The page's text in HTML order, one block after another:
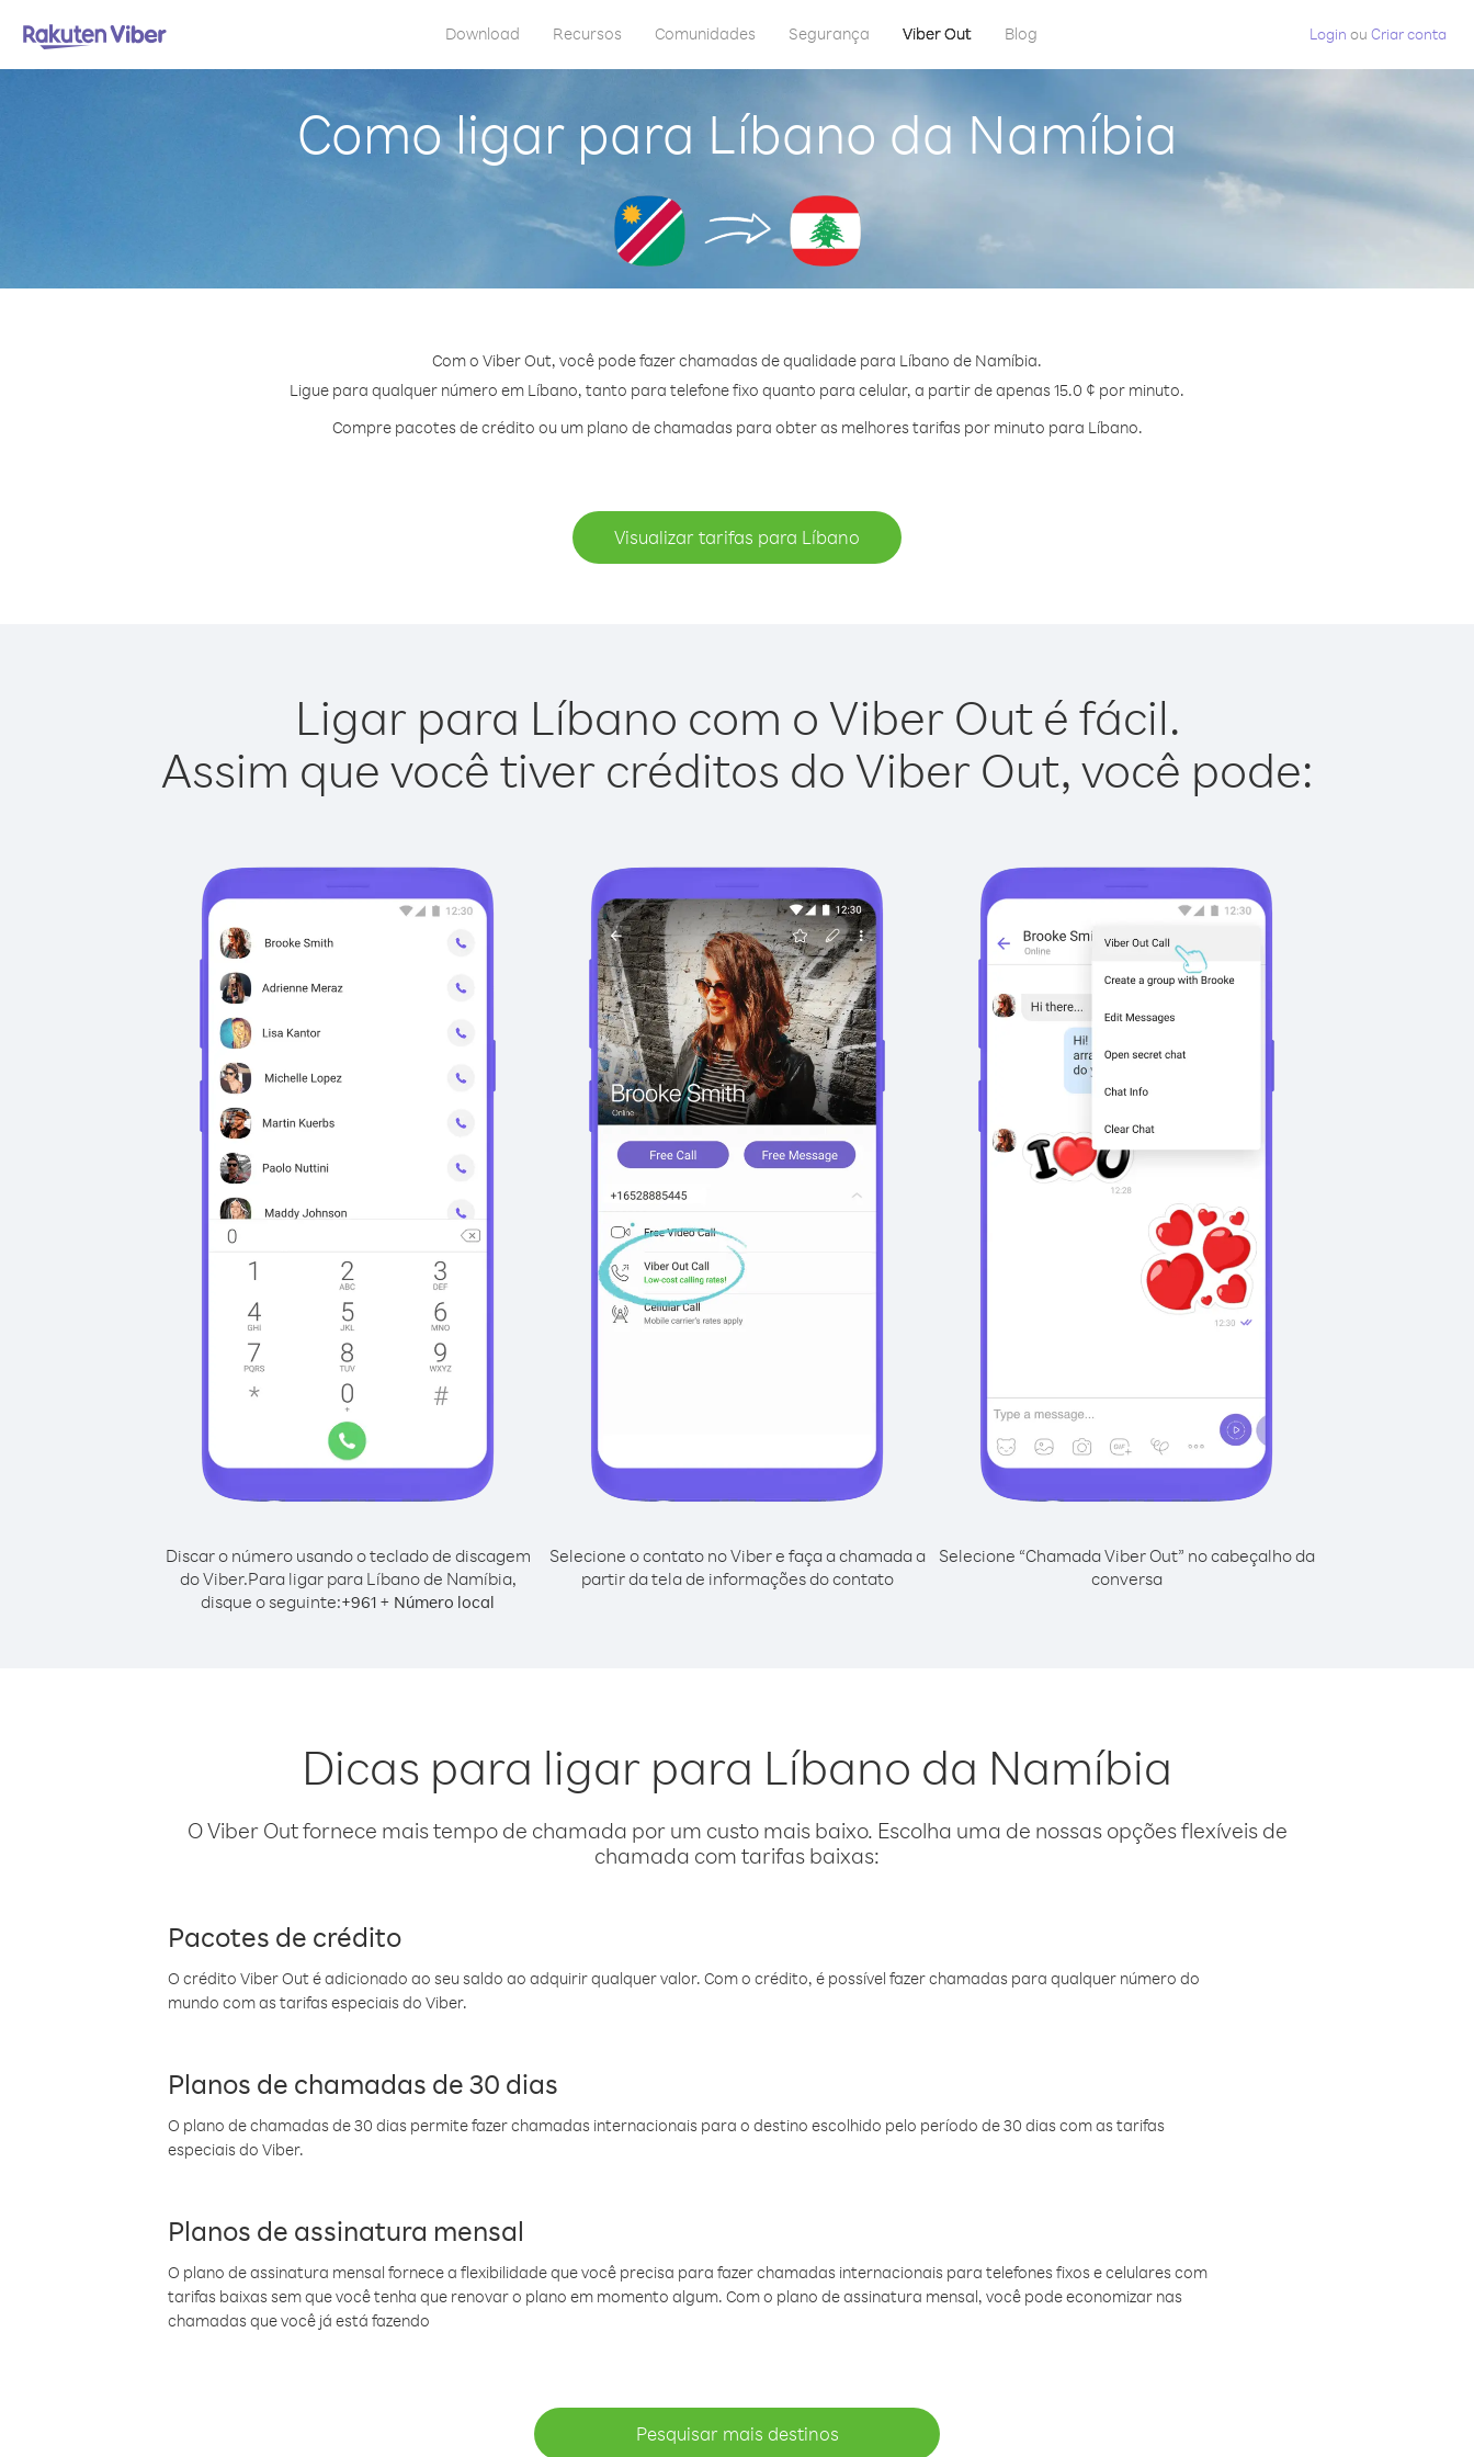
Download Recursos Comunidades Segurança Viber Out Blog Login ou Criar conta
Como ligar para Líbano da Namíbia
Com o Viber Out, você pode fazer chamadas de qualidade para Líbano de Namíbia.
Ligue para qualquer número em Líbano, tanto para telefone fixo quanto para celular, a partir de apenas 15.0 ¢ por minuto.
Compre pacotes de crédito ou um plano de chamadas para obter as melhores tarifas por minuto para Líbano.
Visualizar tarifas para Líbano
Ligar para Líbano com o Viber Out é fácil.
Assim que você tiver créditos do Viber Out, você pode:
Discar o número usando o teclado de discagem
do Viber.Para ligar para Líbano de Namíbia,
disque o seguinte:+961 + Número local
Selecione o contato no Viber e faça a chamada a
partir da tela de informações do contato
Selecione “Chamada Viber Out” no cabeçalho da
conversa
Dicas para ligar para Líbano da Namíbia
O Viber Out fornece mais tempo de chamada por um custo mais baixo. Escolha uma de nossas opções flexíveis de
chamada com tarifas baixas:
Pacotes de crédito
O crédito Viber Out é adicionado ao seu saldo ao adquirir qualquer valor. Com o crédito, é possível fazer chamadas para qualquer número do
mundo com as tarifas especiais do Viber.
Planos de chamadas de 30 dias
O plano de chamadas de 30 dias permite fazer chamadas internacionais para o destino escolhido pelo período de 30 dias com as tarifas
especiais do Viber.
Planos de assinatura mensal
O plano de assinatura mensal fornece a flexibilidade que você precisa para fazer chamadas internacionais para telefones fixos e celulares com
tarifas baixas sem que você tenha que renovar o plano em momento algum. Com o plano de assinatura mensal, você pode economizar nas
chamadas que você já está fazendo
Pesquisar mais destinos